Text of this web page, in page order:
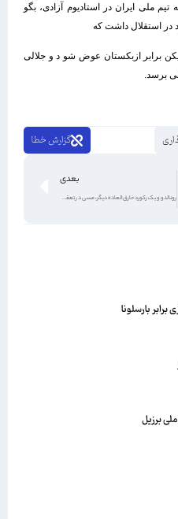
ملی ایران در استادیوم آزادی، بگو
استقلال داشت که
برابر ازبکستان عوض شو د و جلالی
برسد.
گزارش خطا
بعدی
رونالدو و یک رکورد خارق‌العاده دیگر، مسی در تعقیب!
بارسلونا
برزیل